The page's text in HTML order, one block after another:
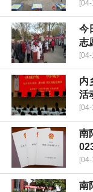
[04-
今
志
[04-
内
活
[04-
南
[04-
南